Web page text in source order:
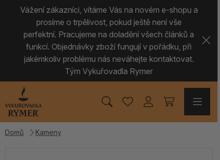
Vážení zákazníci, vítáme Vás na novém e-shopu a
prosíme o trpělivost, pokud ještě není vše
perfektní. Pracujeme na doladění všech článků a
funkcí. Objednávky zboží fungují v pořádku, při
jakémkoliv problému nás neváhejte kontaktovat.
Tým Vykuřovadla Rymer
Domů Kameny